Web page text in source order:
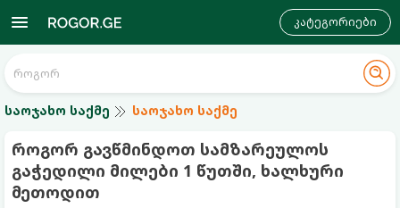
კატეგორიები
საოჯახო საქმე საოჯახო საქმე
როგორ გავწმინდოთ სამზარეულოს
გაჭედილი მილები 1 წუთში, ხალხური
მეთოდით